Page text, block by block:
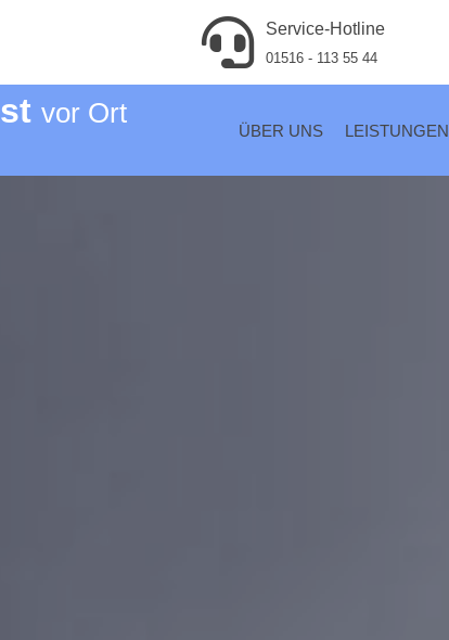
Service-Hotline
01516 - 113 55 44
vor Ort
ÜBER UNS LEISTUNGEN